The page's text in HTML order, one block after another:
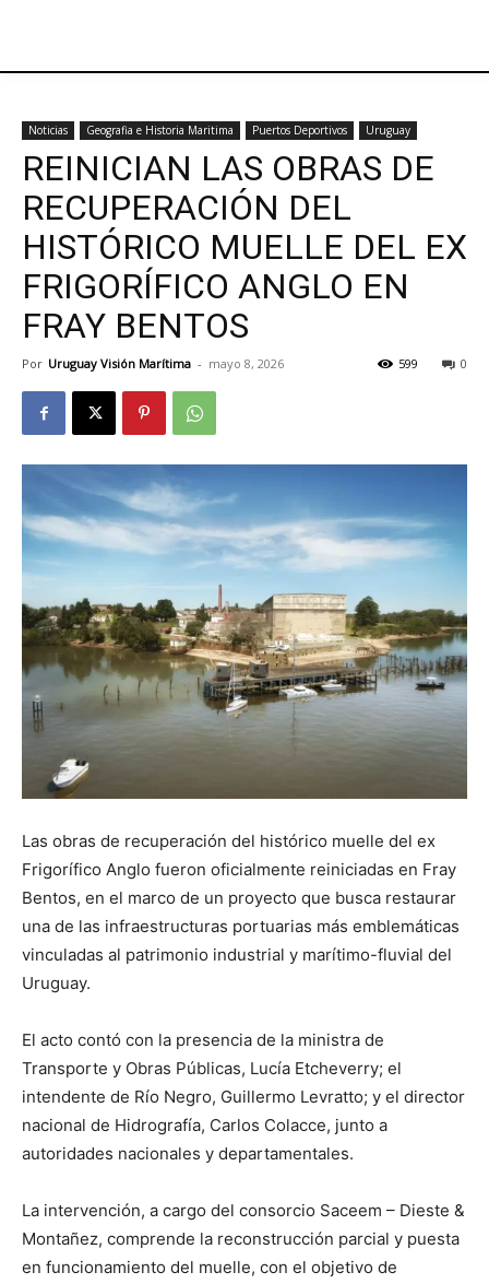
Noticias Geografia e Historia Maritima Puertos Deportivos Uruguay
REINICIAN LAS OBRAS DE
RECUPERACIÓN DEL
HISTÓRICO MUELLE DEL EX
FRIGORÍFICO ANGLO EN
FRAY BENTOS
Por Uruguay Visión Marítima - mayo 8, 2026 0
599
Las obras de recuperación del histórico muelle del ex
Frigorífico Anglo fueron oficialmente reiniciadas en Fray
Bentos, en el marco de un proyecto que busca restaurar
una de las infraestructuras portuarias más emblemáticas
vinculadas al patrimonio industrial y marítimo-fluvial del
Uruguay.
El acto contó con la presencia de la ministra de
Transporte y Obras Públicas, Lucía Etcheverry; el
intendente de Río Negro, Guillermo Levratto; y el director
nacional de Hidrografía, Carlos Colacce, junto a
autoridades nacionales y departamentales.
La intervención, a cargo del consorcio Saceem – Dieste &
Montañez, comprende la reconstrucción parcial y puesta
en funcionamiento del muelle, con el objetivo de